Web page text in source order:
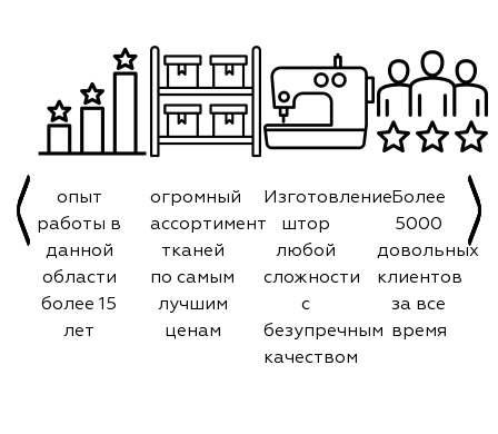
опыт
работы в
данной
области
более 15
лет
огромный
ассортимент
тканей
по самым
лучшим
ценам
Изготовление
штор
любой
сложности
с
безупречным
качеством
Более
5000
довольных
клиентов
за все
время